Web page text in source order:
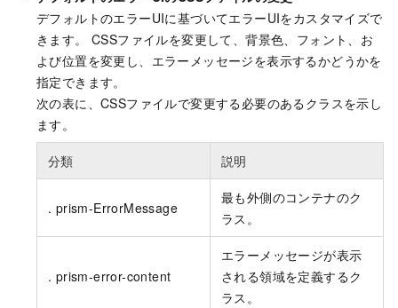
デフォルトのエラーUIに基づいてエラーUIをカスタマイズで
きます。 CSSファイルを変更して、背景色、フォント、お
よび位置を変更し、エラーメッセージを表示するかどうかを
指定できます。
次の表に、CSSファイルで変更する必要のあるクラスを示し
ます。
分類 説明
. prism-ErrorMessage
最も外側のコンテナのク
ラス。
. prism-error-content
エラーメッセージが表示
される領域を定義するク
ラス。